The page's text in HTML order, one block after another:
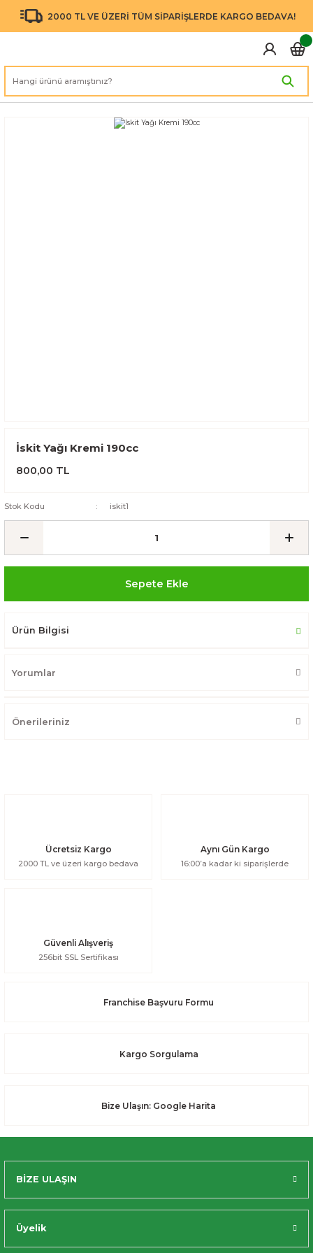
2000 TL VE ÜZERİ TÜM SİPARİŞLERDE KARGO BEDAVA!
İskit Yağı Kremi 190cc
800,00 TL
Stok Kodu iskit1
Sepete Ekle
Ürün Bilgisi
Yorumlar
Önerileriniz
Ücretsiz Kargo
2000 TL ve üzeri kargo bedava
Aynı Gün Kargo
16:00’a kadar ki siparişlerde
Güvenli Alışveriş
256bit SSL Sertifikası
Franchise Başvuru Formu
Kargo Sorgulama
Bize Ulaşın: Google Harita
BİZE ULAŞIN
Üyelik